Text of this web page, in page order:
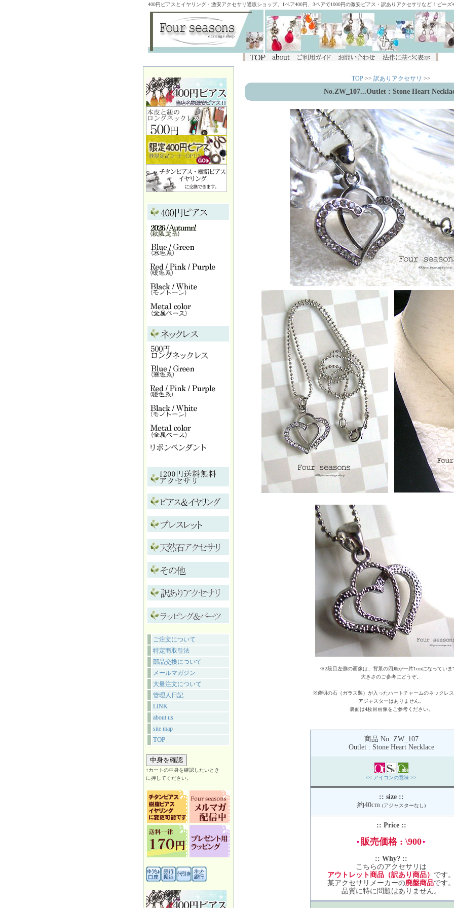
400円ピアスとイヤリング・激安アクセサリ通販ショップ。1ペア400円、3ペアで1000円の激安ピアス・訳ありアクセサリなど！ビー
ご注文について
特定商取引法
部品交換について
メールマガジン
大量注文について
管理人日記
LINK
about us
site map
TOP
↑カートの中身を確認したいとき
に押してください。
TOP >> 訳ありアクセサリ >>
No.ZW_107...Outlet : Stone Heart
※2段目左側の画像は、背景の四角が一片1cmになっていま
大きさのご参考にどうぞ。
※透明の石（ガラス製）が入ったハートチャームのネックレ
アジャスターはありません。
裏面は4枚目画像をご参考ください。
商品 No: ZW_107
Outlet : Stone Heart Necklace
<< アイコンの意味 >>
:: size ::
約40cm (アジャスターなし)
:: Price ::
販売価格 : \900
:: Why? ::
こちらのアクセサリは
アウトレット商品（訳あり商品） です
某アクセサリメーカーの廃盤商品です
品質に特に問題はありません。